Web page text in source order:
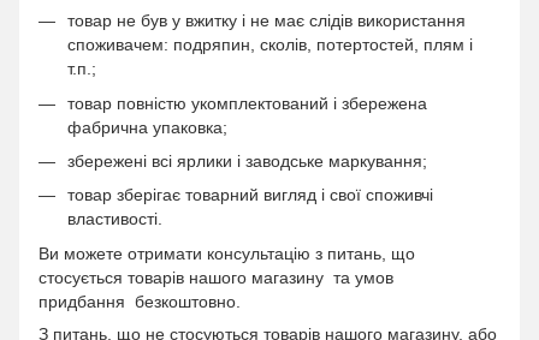
товар не був у вжитку і не має слідів використання
споживачем: подряпин, сколів, потертостей, плям і
т.п.;
товар повністю укомплектований і збережена
фабрична упаковка;
збережені всі ярлики і заводське маркування;
товар зберігає товарний вигляд і свої споживчі
властивості.
Ви можете отримати консультацію з питань, що
стосується товарів нашого магазину та умов
придбання безкоштовно.
З питань, що не стосуються товарів нашого магазину, або